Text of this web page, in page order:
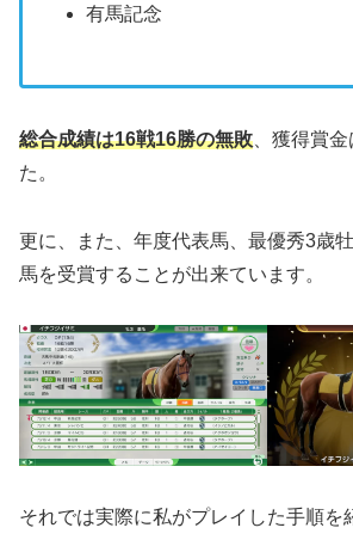
有馬記念
総合成績は16戦16勝の無敗 、獲得賞
た。
更に、また、年度代表馬、最優秀3歳
馬を受賞することが出来ています。
それでは実際に私がプレイした手順を